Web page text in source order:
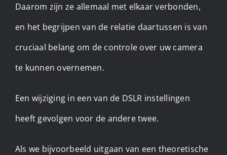
Daarom zijn ze allemaal met elkaar verbonden,
en het begrijpen van de relatie daartussen is van
cruciaal belang om de controle over uw camera
te kunnen overnemen.
Een wijziging in een van de DSLR instellingen
heeft gevolgen voor de andere twee.
Als we bijvoorbeeld uitgaan van een theoretische